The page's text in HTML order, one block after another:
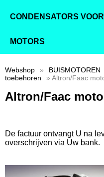
CONDENSATORS
MOTORS
Webshop » BUISMOTOREN
toebehoren
» Altron/Faac
Altron/Faac
De factuur ontvangt U na
overschrijven via Uw bank.